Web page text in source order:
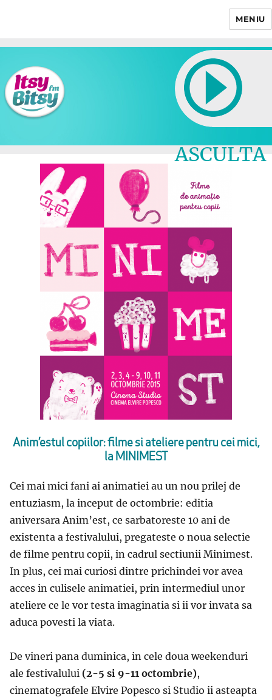
MENIU
ASCULTA
Anim’estul copiilor: filme si ateliere pentru cei mici,
la MINIMEST
Cei mai mici fani ai animatiei au un nou prilej de
entuziasm, la inceput de octombrie: editia
aniversara Anim’est, ce sarbatoreste 10 ani de
existenta a festivalului, pregateste o noua selectie
de filme pentru copii, in cadrul sectiunii Minimest.
In plus, cei mai curiosi dintre prichindei vor avea
acces in culisele animatiei, prin intermediul unor
ateliere ce le vor testa imaginatia si ii vor invata sa
aduca povesti la viata.
De vineri pana duminica, in cele doua weekenduri
ale festivalului (2-5 si 9-11 octombrie),
cinematografele Elvire Popesco si Studio ii asteapta